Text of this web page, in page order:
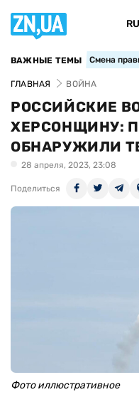
RU
ВАЖНЫЕ ТЕМЫ Смена
ГЛАВНАЯ ВОЙНА
РОССИЙСКИЕ
ХЕРСОНЩИНУ:
ОБНАРУЖИЛИ
28 апреля, 2023, 23:08
Поделиться
Фото иллюстративное